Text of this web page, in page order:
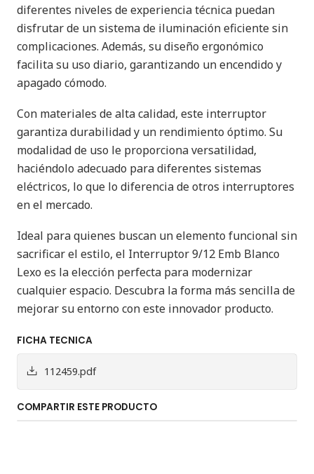
diferentes niveles de experiencia técnica puedan
disfrutar de un sistema de iluminación eficiente sin
complicaciones. Además, su diseño ergonómico
facilita su uso diario, garantizando un encendido y
apagado cómodo.
Con materiales de alta calidad, este interruptor
garantiza durabilidad y un rendimiento óptimo. Su
modalidad de uso le proporciona versatilidad,
haciéndolo adecuado para diferentes sistemas
eléctricos, lo que lo diferencia de otros interruptores
en el mercado.
Ideal para quienes buscan un elemento funcional sin
sacrificar el estilo, el Interruptor 9/12 Emb Blanco
Lexo es la elección perfecta para modernizar
cualquier espacio. Descubra la forma más sencilla de
mejorar su entorno con este innovador producto.
FICHA TECNICA
112459.pdf
COMPARTIR ESTE PRODUCTO